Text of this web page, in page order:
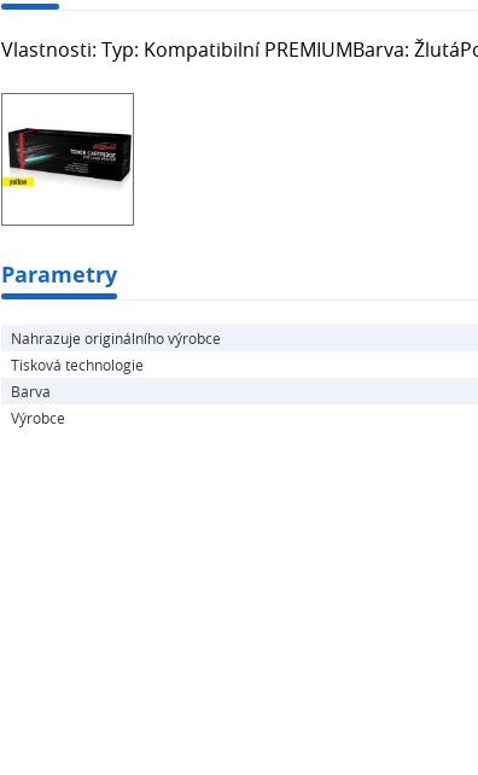
Vlastnosti: Typ: Kompatibilní PREMIUMBarva:
Parametry
Nahrazuje originálního výrobce
Tisková technologie
Barva
Výrobce